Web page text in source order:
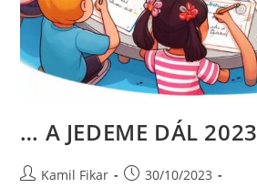
… A JEDEME DÁL 2023
Kamil Fikar
30/10/2023